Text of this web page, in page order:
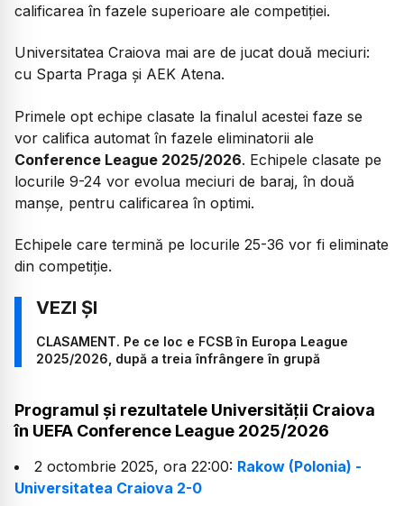
calificarea în fazele superioare ale competiției.
Universitatea Craiova mai are de jucat două meciuri:
cu Sparta Praga și AEK Atena.
Primele opt echipe clasate la finalul acestei faze se
vor califica automat în fazele eliminatorii ale
Conference League 2025/2026. Echipele clasate pe
locurile 9-24 vor evolua meciuri de baraj, în două
manșe, pentru calificarea în optimi.
Echipele care termină pe locurile 25-36 vor fi eliminate
din competiție.
CLASAMENT. Pe ce loc e FCSB în Europa League
2025/2026, după a treia înfrângere în grupă
Programul și rezultatele Universității Craiova
în UEFA Conference League 2025/2026
2 octombrie 2025, ora 22:00: Rakow (Polonia) -
Universitatea Craiova 2-0